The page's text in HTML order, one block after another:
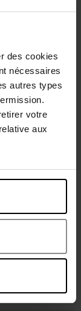
des cookies
nécessaires
autres types
votre
aux